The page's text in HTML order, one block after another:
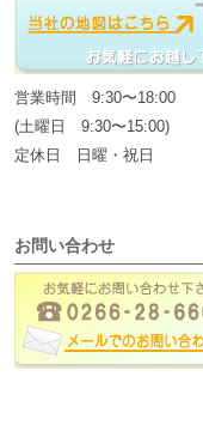
営業時間 9:30〜18:00
(土曜日 9:30〜15:00)
定休日 日曜・祝日
お問い合わせ